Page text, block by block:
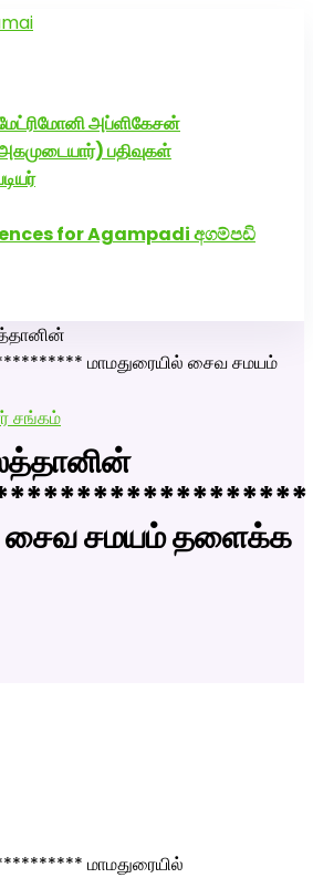
அப்ளிகேசன்
பதிவுகள்
for Agampadi අගම්පඩි
மாமதுரையில் சைவ சமயம்
சங்கம்
சைவ சமயம் தளைக்க
மாமதுரையில்
வரன்களுக்கு அகமுடையார்மேட்ரி-